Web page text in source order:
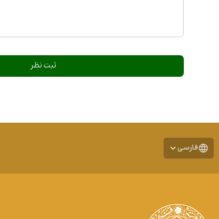
فارسی